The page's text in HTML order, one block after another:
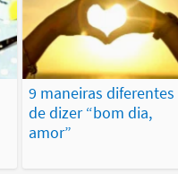
9 maneiras diferentes
de dizer “bom dia,
amor”